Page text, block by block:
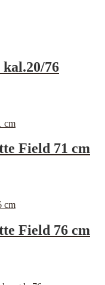
76
Field 71 cm
Field 76 cm